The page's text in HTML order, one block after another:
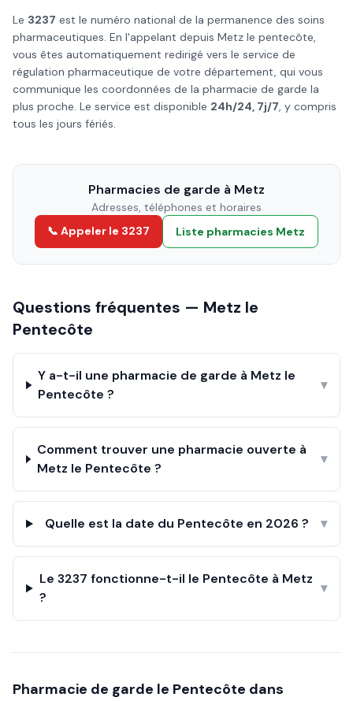
Le 3237 est le numéro national de la permanence des soins
pharmaceutiques. En l'appelant depuis Metz le pentecôte,
vous êtes automatiquement redirigé vers le service de
régulation pharmaceutique de votre département, qui vous
communique les coordonnées de la pharmacie de garde la
plus proche. Le service est disponible 24h/24, 7j/7, y compris
tous les jours fériés.
Pharmacies de garde à Metz
Adresses, téléphones et horaires
📞 Appeler le 3237
Liste pharmacies Metz
Questions fréquentes — Metz le
Pentecôte
Y a-t-il une pharmacie de garde à Metz le
Pentecôte ?
▾
Comment trouver une pharmacie ouverte à
Metz le Pentecôte ?
▾
Quelle est la date du Pentecôte en 2026 ? ▾
Le 3237 fonctionne-t-il le Pentecôte à Metz
?
▾
Pharmacie de garde le Pentecôte dans